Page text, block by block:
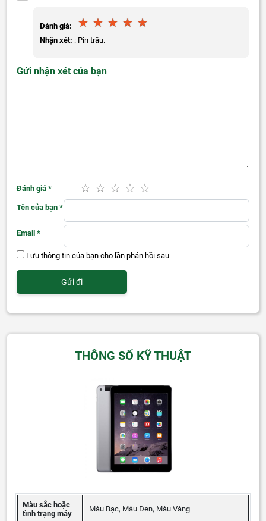
Đánh giá:
Nhận xét: : Pin trâu.
Gửi nhận xét của bạn
Đánh giá *
Tên của bạn *
Email *
Lưu thông tin của bạn cho lần phản hồi sau
THÔNG SỐ KỸ THUẬT
Màu sắc hoặc
tình trạng máy
Màu Bạc, Màu Đen, Màu Vàng